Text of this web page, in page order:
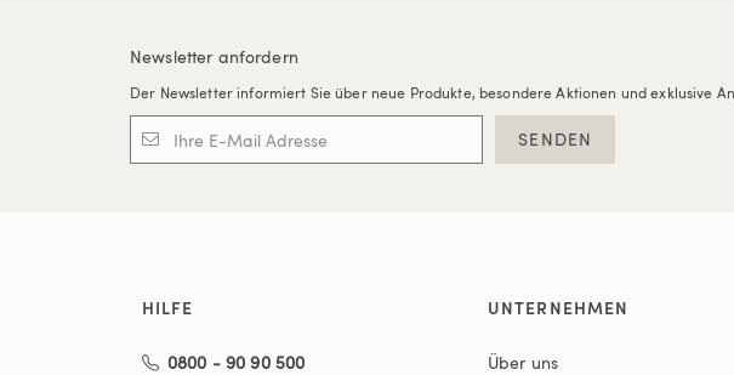
Newsletter anfordern
Der Newsletter informiert Sie über neue Produkte, besondere Aktionen und exklusive
SENDEN
HILFE
0800 - 90 90 500
UNTERNEHMEN
Über uns